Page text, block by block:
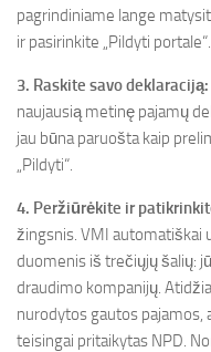
pagrindiniame lange
ir pasirinkite „Pildyti portale“.
3. Raskite savo deklaraciją:
naujausią metinę pajamų
jau būna paruošta kaip
„Pildyti“.
4. Peržiūrėkite ir
žingsnis. VMI automatiškai
duomenis iš trečiųjų šalių:
draudimo kompanijų.
nurodytos gautos pajamos,
teisingai pritaikytas NPD.